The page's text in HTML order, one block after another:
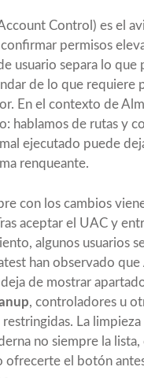
Control) es el
permisos
usuario separa lo que
de lo que requiere
En el contexto de
hablamos de rutas y
ejecutado puede
renqueante.
con los cambios
aceptar el UAC y
algunos usuarios
han observado que
deja de mostrar
, controladores u
La
no siempre la lista,
ofrecerte el botón